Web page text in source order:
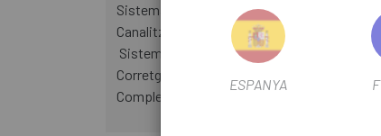
Sistema de protecció de cervell MIPS-
Canalització de l'aire interna gràcies a les
Sistema d'ajust T-I-DUO amb ajust de 4
Corretges amb sistema d'ajust ràpid.
Compleix amb les certificacions de seguretat
ESPANYA